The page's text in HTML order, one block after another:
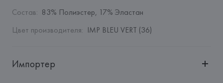
Состав: 83% Полиэстер, 17% Эластан
Цвет производителя: IMP BLEU VERT (36)
Импортер